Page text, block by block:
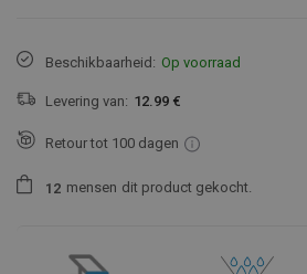
Beschikbaarheid: Op voorraad
Levering van: 12.99 €
Retour tot 100 dagen
1 2 mensen dit product gekocht.